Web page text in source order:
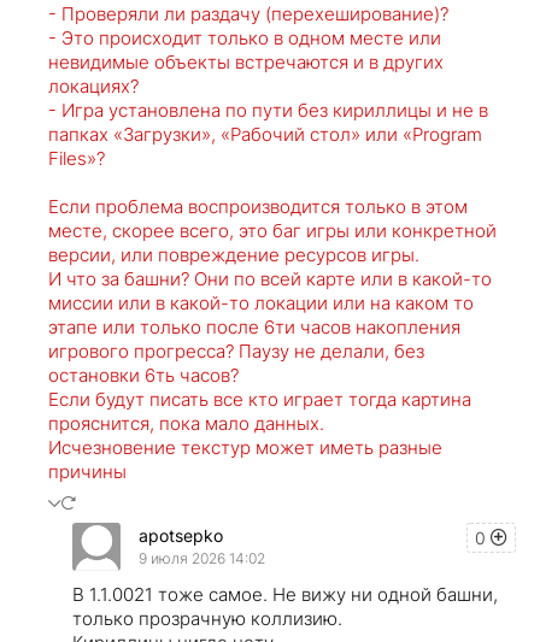
- Проверяли ли раздачу (перехеширование)?
- Это происходит только в одном месте или
невидимые объекты встречаются и в других
локациях?
- Игра установлена по пути без кириллицы и не в
папках «Загрузки», «Рабочий стол» или «Program
Files»?
Если проблема воспроизводится только в этом
месте, скорее всего, это баг игры или конкретной
версии, или повреждение ресурсов игры.
И что за башни? Они по всей карте или в какой-то
миссии или в какой-то локации или на каком то
этапе или только после 6ти часов накопления
игрового прогресса? Паузу не делали, без
остановки 6ть часов?
Если будут писать все кто играет тогда картина
прояснится, пока мало данных.
Исчезновение текстур может иметь разные
причины
0
apotsepko
9 июля 2026 14:02
В 1.1.0021 тоже самое. Не вижу ни одной башни,
только прозрачную коллизию.